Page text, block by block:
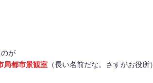
が
局都市景観室 （長い名前だな。さすがお役所